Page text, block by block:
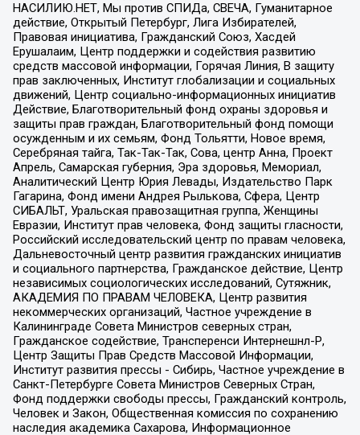
НАСИЛИЮ.НЕТ, Мы против СПИДа, СВЕЧА, Гуманитарное
действие, Открытый Петербург, Лига Избирателей,
Правовая инициатива, Гражданский Союз, Хасдей
Ерушалаим, Центр поддержки и содействия развитию
средств массовой информации, Горячая Линия, В защиту
прав заключенных, Институт глобализации и социальных
движений, Центр социально-информационных инициатив
Действие, Благотворительный фонд охраны здоровья и
защиты прав граждан, Благотворительный фонд помощи
осужденным и их семьям, Фонд Тольятти, Новое время,
Серебряная тайга, Так-Так-Так, Сова, центр Анна, Проект
Апрель, Самарская губерния, Эра здоровья, Мемориал,
Аналитический Центр Юрия Левады, Издательство Парк
Гагарина, Фонд имени Андрея Рылькова, Сфера, Центр
СИБАЛЬТ, Уральская правозащитная группа, Женщины
Евразии, Институт прав человека, Фонд защиты гласности,
Российский исследовательский центр по правам человека,
Дальневосточный центр развития гражданских инициатив
и социального партнерства, Гражданское действие, Центр
независимых социологических исследований, Сутяжник,
АКАДЕМИЯ ПО ПРАВАМ ЧЕЛОВЕКА, Центр развития
некоммерческих организаций, Частное учреждение в
Калининграде Совета Министров северных стран,
Гражданское содействие, Трансперенси Интернешнл-Р,
Центр Защиты Прав Средств Массовой Информации,
Институт развития прессы - Сибирь, Частное учреждение в
Санкт-Петербурге Совета Министров Северных Стран,
Фонд поддержки свободы прессы, Гражданский контроль,
Человек и Закон, Общественная комиссия по сохранению
наследия академика Сахарова, Информационное